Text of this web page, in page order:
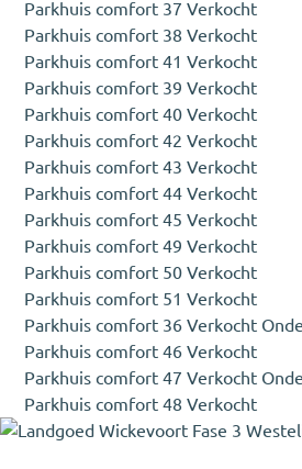
Parkhuis comfort 37Verkocht
Parkhuis comfort 38Verkocht
Parkhuis comfort 41Verkocht
Parkhuis comfort 39Verkocht
Parkhuis comfort 40Verkocht
Parkhuis comfort 42Verkocht
Parkhuis comfort 43Verkocht
Parkhuis comfort 44Verkocht
Parkhuis comfort 45Verkocht
Parkhuis comfort 49Verkocht
Parkhuis comfort 50Verkocht
Parkhuis comfort 51Verkocht
Parkhuis comfort 36Verkocht
Parkhuis comfort 46Verkocht
Parkhuis comfort 47Verkocht
Parkhuis comfort 48Verkocht